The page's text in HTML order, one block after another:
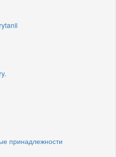
принадлежности